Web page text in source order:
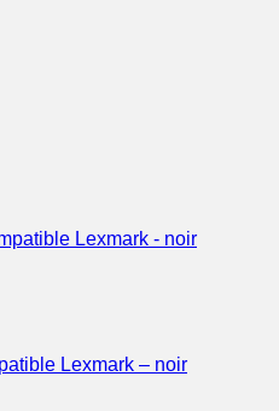
Lexmark – noir